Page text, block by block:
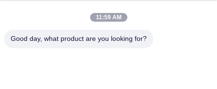
Steel / Stainless Steel
Round Compression Spoke Jenis Load Cell Untuk Belt Weigher
11:59 AM
Good day, what product are you looking for?